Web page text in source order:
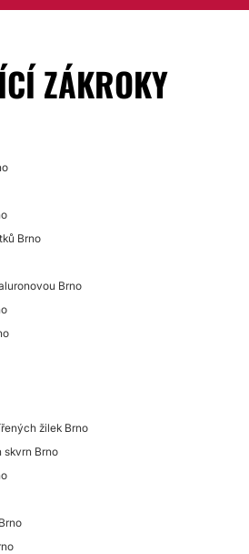
ZÁKROKY
Brno
Brno
žilek Brno
skvrn Brno